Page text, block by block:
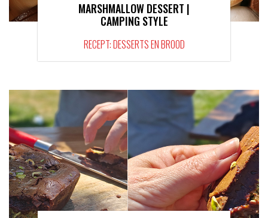
MARSHMALLOW DESSERT |
CAMPING STYLE
RECEPT: DESSERTS EN BROOD